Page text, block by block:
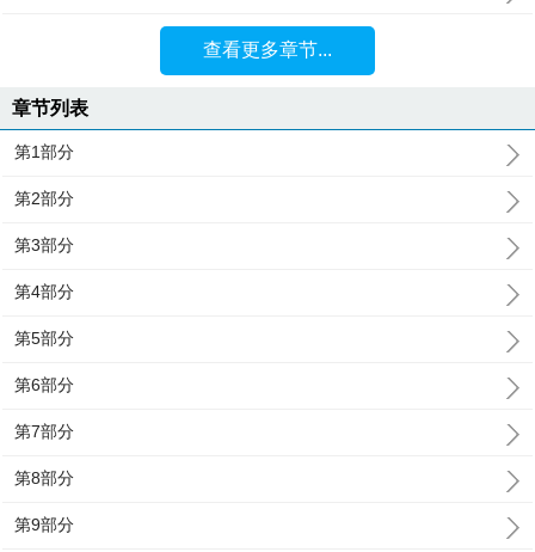
查看更多章节...
章节列表
第1部分
第2部分
第3部分
第4部分
第5部分
第6部分
第7部分
第8部分
第9部分